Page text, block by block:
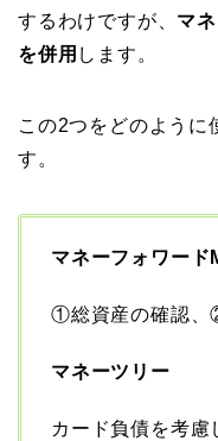
するわけですが、 マ
を併用 します。
この2つをどのように
す。
マネーフォワード
①総資産の確認、
マネーツリー
カード負債を考